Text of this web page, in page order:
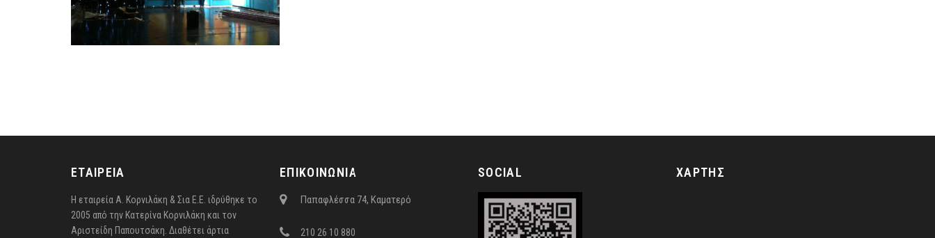
ΕΤΑΙΡΕΙΑ
Η εταιρεία Α. Κορνιλάκη & Σια Ε.Ε. ιδρύθηκε το
2005 από την Κατερίνα Κορνιλάκη και τον
Αριστείδη Παπουτσάκη. Διαθέτει άρτια
ΕΠΙΚΟΙΝΩΝΙΑ
Παπαφλέσσα 74, Καματερό
210 26 10 880
SOCIAL ΧΑΡΤΗΣ